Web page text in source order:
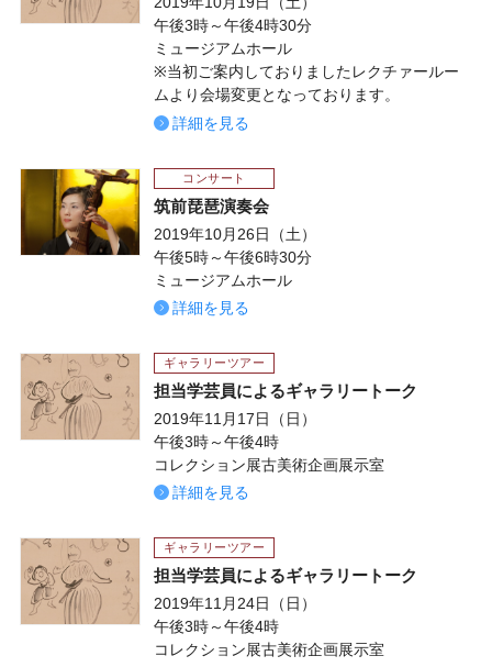
午後3時～午後4時30分
ミュージアムホール
※当初ご案内しておりましたレクチァールー
ムより会場変更となっております。
詳細を見る
コンサート
筑前琵琶演奏会
2019年10月26日（土）
午後5時～午後6時30分
ミュージアムホール
詳細を見る
ギャラリーツアー
担当学芸員によるギャラリートーク
2019年11月17日（日）
午後3時～午後4時
コレクション展古美術企画展示室
詳細を見る
ギャラリーツアー
担当学芸員によるギャラリートーク
2019年11月24日（日）
午後3時～午後4時
コレクション展古美術企画展示室